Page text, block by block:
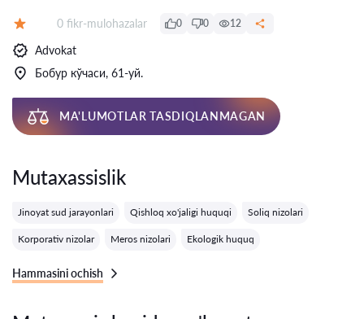
Fikrlar:
0 fikr-mulohazalar 0 0 12
Advokat
Бобур кўчаси, 61-уй.
MA'LUMOTLAR TASDIQLANMAGAN
Mutaxassislik
Jinoyat sud jarayonlari Qishloq xo'jaligi huquqi Soliq nizolari
Korporativ nizolar Meros nizolari Ekologik huquq
Hammasini ochish